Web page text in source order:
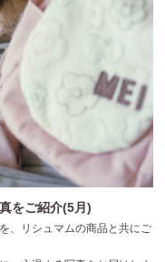
をご紹介(5月)
、リシュマムの商品と共にご